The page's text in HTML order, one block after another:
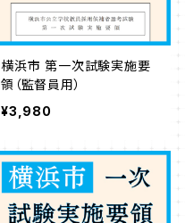
横浜市 第一次試験実施要
領（監督員用）
¥3,980